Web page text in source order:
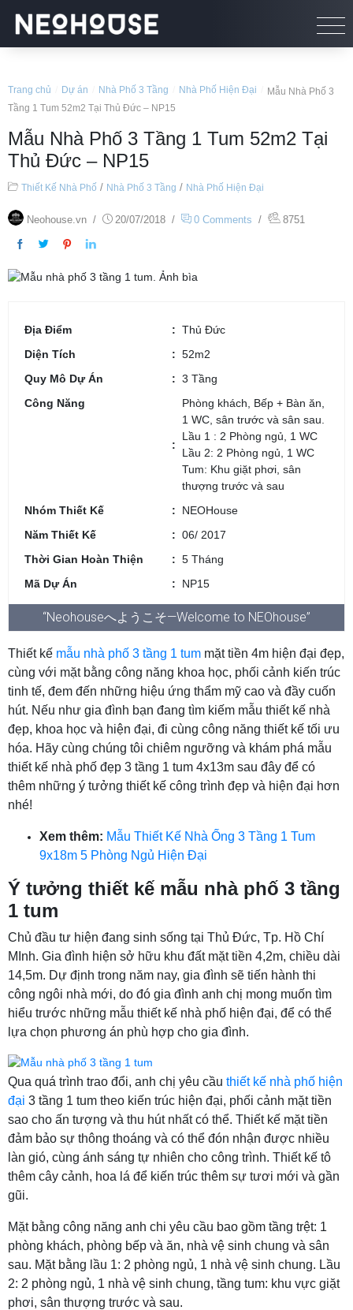
Trang chủ Dự án Nhà Phố 3 Tầng Nhà Phố Hiện Đại
Mẫu Nhà Phố 3
Tầng 1 Tum 52m2 Tại Thủ Đức – NP15
Mẫu Nhà Phố 3 Tầng 1 Tum 52m2 Tại
Thủ Đức – NP15
Thiết Kế Nhà Phố / Nhà Phố 3 Tầng / Nhà Phố Hiện Đại
Neohouse.vn / 20/07/2018 / 0 Comments / 8751
Địa Điểm
Thủ Đức
Diện Tích
52m2
Quy Mô Dự Án
3 Tầng
Công Năng
Phòng khách, Bếp + Bàn ăn,
1 WC, sân trước và sân sau.
Lầu 1 : 2 Phòng ngủ, 1 WC
Lầu 2: 2 Phòng ngủ, 1 WC
Tum: Khu giặt phơi, sân
thượng trước và sau
Nhóm Thiết Kế
NEOHouse
Năm Thiết Kế
06/ 2017
Thời Gian Hoàn Thiện
5 Tháng
Mã Dự Án
NP15
“Neohouseへようこそ—Welcome to NEOhouse”
Thiết kế mẫu nhà phố 3 tầng 1 tum mặt tiền 4m hiện đại đẹp,
cùng với mặt bằng công năng khoa học, phối cảnh kiến trúc
tinh tế, đem đến những hiệu ứng thẩm mỹ cao và đầy cuốn
hút. Nếu như gia đình bạn đang tìm kiếm mẫu thiết kế nhà
đẹp, khoa học và hiện đại, đi cùng công năng thiết kế tối ưu
hóa. Hãy cùng chúng tôi chiêm ngưỡng và khám phá mẫu
thiết kế nhà phố đẹp 3 tầng 1 tum 4x13m sau đây để có
thêm những ý tưởng thiết kế công trình đẹp và hiện đại hơn
nhé!
Xem thêm: Mẫu Thiết Kế Nhà Ống 3 Tầng 1 Tum
9x18m 5 Phòng Ngủ Hiện Đại
Ý tưởng thiết kế mẫu nhà phố 3 tầng
1 tum
Chủ đầu tư hiện đang sinh sống tại Thủ Đức, Tp. Hồ Chí
MInh. Gia đình hiện sở hữu khu đất mặt tiền 4,2m, chiều dài
14,5m. Dự định trong năm nay, gia đình sẽ tiến hành thi
công ngôi nhà mới, do đó gia đình anh chị mong muốn tìm
hiểu trước những mẫu thiết kế nhà phố hiện đại, để có thể
lựa chọn phương án phù hợp cho gia đình.
Qua quá trình trao đổi, anh chị yêu cầu thiết kế nhà phố hiện
đại 3 tầng 1 tum theo kiến trúc hiện đại, phối cảnh mặt tiền
sao cho ấn tượng và thu hút nhất có thể. Thiết kế mặt tiền
đảm bảo sự thông thoáng và có thể đón nhận được nhiều
làn gió, cùng ánh sáng tự nhiên cho công trình. Thiết kế tô
thêm cây cảnh, hoa lá để kiến trúc thêm sự tươi mới và gần
gũi.
Mặt bằng công năng anh chi yêu cầu bao gồm tầng trệt: 1
phòng khách, phòng bếp và ăn, nhà vệ sinh chung và sân
sau. Mặt bằng lầu 1: 2 phòng ngủ, 1 nhà vệ sinh chung. Lầu
2: 2 phòng ngủ, 1 nhà vệ sinh chung, tầng tum: khu vực giặt
phơi, sân thượng trước và sau.